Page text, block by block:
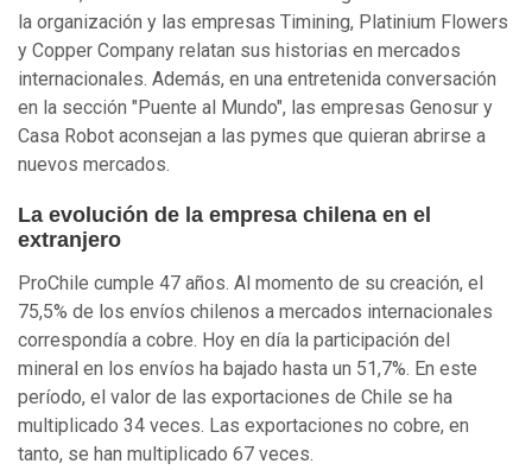
la organización y las empresas Timining, Platinium Flowers
y Copper Company relatan sus historias en mercados
internacionales. Además, en una entretenida conversación
en la sección "Puente al Mundo", las empresas Genosur y
Casa Robot aconsejan a las pymes que quieran abrirse a
nuevos mercados.
La evolución de la empresa chilena en el
extranjero
ProChile cumple 47 años. Al momento de su creación, el
75,5% de los envíos chilenos a mercados internacionales
correspondía a cobre. Hoy en día la participación del
mineral en los envíos ha bajado hasta un 51,7%. En este
período, el valor de las exportaciones de Chile se ha
multiplicado 34 veces. Las exportaciones no cobre, en
tanto, se han multiplicado 67 veces.